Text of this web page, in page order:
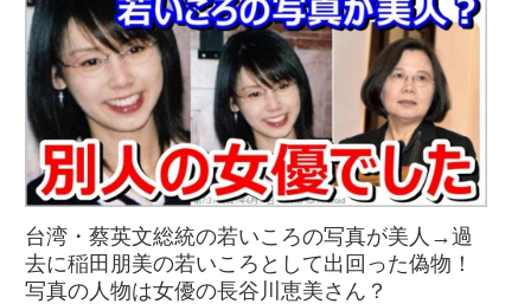
台湾・蔡英文総統の若いころの写真が美人→過
去に稲田朋美の若いころとして出回った偽物！
写真の人物は女優の長谷川恵美さん？